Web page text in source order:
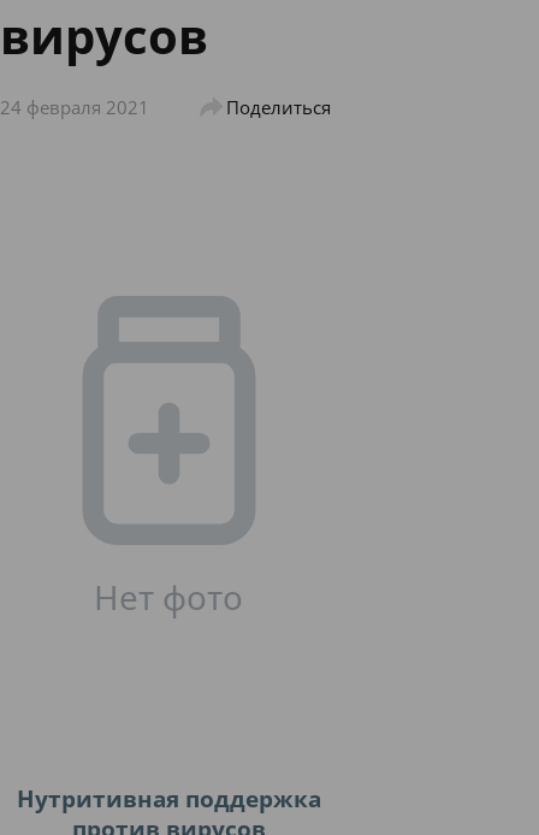
вирусов
24 февраля 2021 Поделиться
Нутритивная поддержка
против вирусов